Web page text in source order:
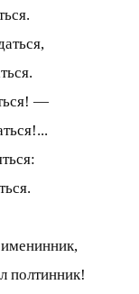
—
полтинник!